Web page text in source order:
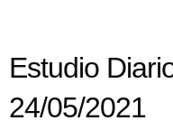
Estudio
24/05/2021